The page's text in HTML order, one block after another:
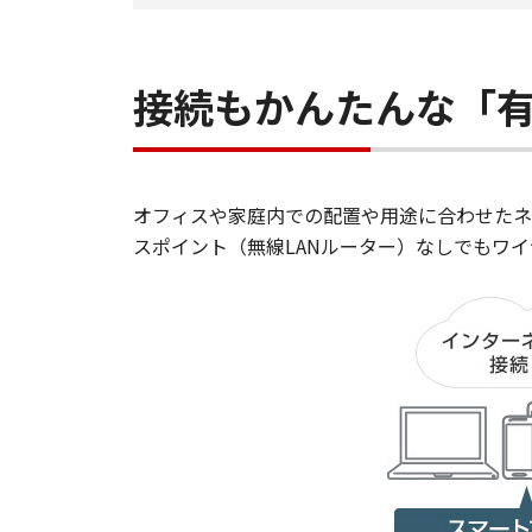
接続もかんたんな「
オフィスや家庭内での配置や用途に合わせた
スポイント（無線LANルーター）なしでもワ